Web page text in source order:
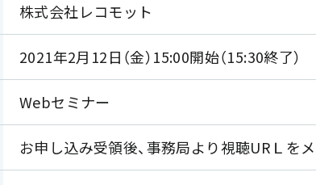
株式会社レコモット
2021年2月12日（金）15:00開始（15:30終了）
Webセミナー
お申し込み受領後、事務局より視聴URＬを